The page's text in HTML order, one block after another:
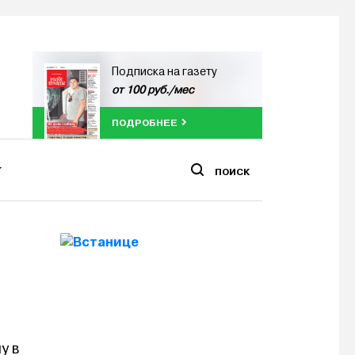
Подписка на газету
от 100 руб./мес
ПОДРОБНЕЕ
ПОИСК
в